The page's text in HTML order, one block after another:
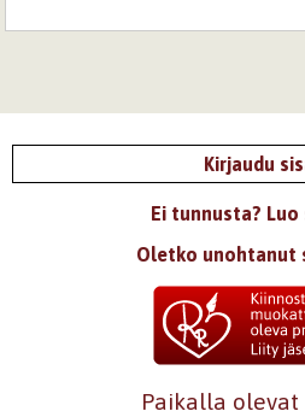
Kirjaudu
Ei tunnusta?
Oletko unohtanut
Paikalla